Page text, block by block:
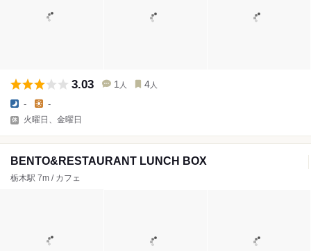
3.03 1 人 4 人
- -
火曜日、金曜日
BENTO&RESTAURANT LUNCH BOX
栃木駅 7m / カフェ